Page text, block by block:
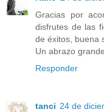
Gracias por
disfrutes de las
de éxitos, buena
Un abrazo
Responder
tanci 24 de